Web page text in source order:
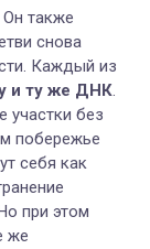
также
снова
Каждый из
и ту же ДНК.
участки без
побережье
себя как
при этом
же